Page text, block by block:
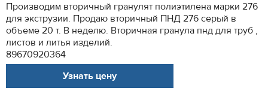
Производим вторичный гранулят полиэтилена марки 276
для экструзии. Продаю вторичный ПНД 276 серый в
объеме 20 т. В неделю. Вторичная гранула пнд для труб ,
листов и литья изделий.
89670920364
Узнать цену